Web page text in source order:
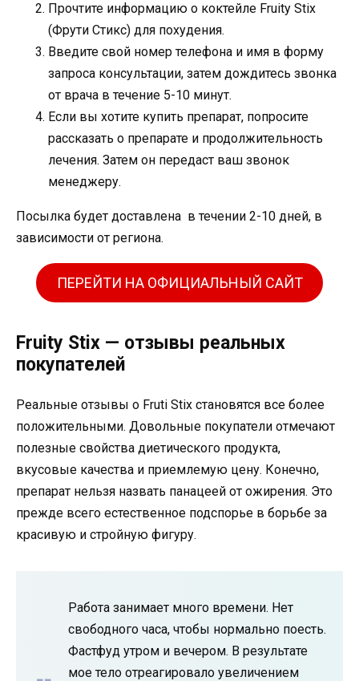
Прочтите информацию о коктейле Fruity Stix
(Фрути Стикс) для похудения.
Введите свой номер телефона и имя в форму
запроса консультации, затем дождитесь звонка
от врача в течение 5-10 минут.
Если вы хотите купить препарат, попросите
рассказать о препарате и продолжительность
лечения. Затем он передаст ваш звонок
менеджеру.
Посылка будет доставлена ​​ в течении 2-10 дней, в
зависимости от региона.
ПЕРЕЙТИ НА ОФИЦИАЛЬНЫЙ САЙТ
Fruity Stix — отзывы реальных
покупателей
Реальные отзывы о Fruti Stix становятся все более
положительными. Довольные покупатели отмечают
полезные свойства диетического продукта,
вкусовые качества и приемлемую цену. Конечно,
препарат нельзя назвать панацеей от ожирения. Это
прежде всего естественное подспорье в борьбе за
красивую и стройную фигуру.
Работа занимает много времени. Нет
свободного часа, чтобы нормально поесть.
Фастфуд утром и вечером. В результате
мое тело отреагировало увеличением